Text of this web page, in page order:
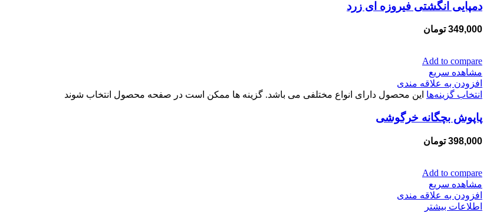
دمپایی انگشتی فیروزه ای زرد
349,000 تومان
Add to compare
مشاهده سریع
افزودن به علاقه مندی
انتخاب گزینه‌ها این محصول دارای انواع مختلفی می باشد. گزینه ها ممکن است در صفحه محصول انتخاب شوند
پاپوش بچگانه خرگوشی
398,000 تومان
Add to compare
مشاهده سریع
افزودن به علاقه مندی
اطلاعات بیشتر